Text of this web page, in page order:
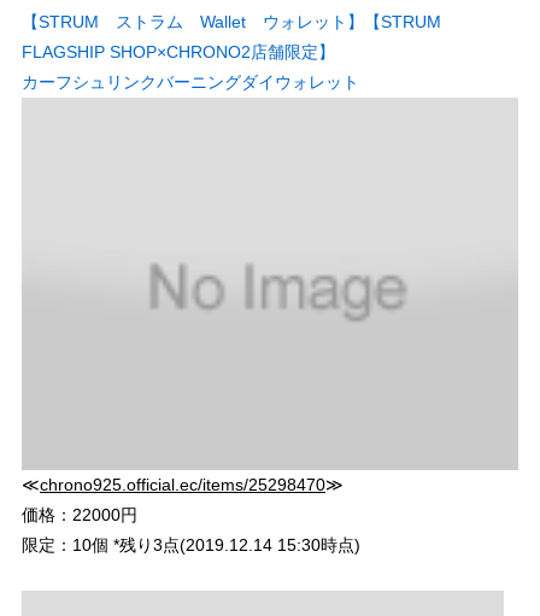
【STRUM ストラム Wallet ウォレット】【STRUM
FLAGSHIP SHOP×CHRONO2店舗限定】
カーフシュリンクバーニングダイウォレット
≪chrono925.official.ec/items/25298470≫
価格：22000円
限定：10個 *残り3点(2019.12.14 15:30時点)